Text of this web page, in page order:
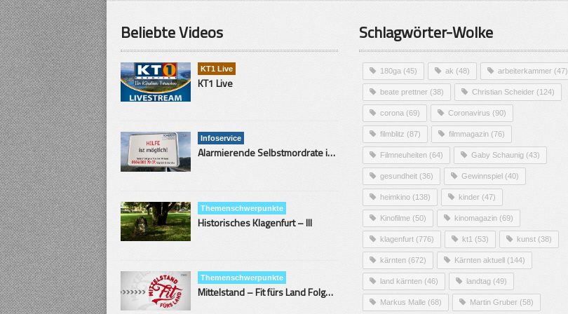
Beliebte Videos
KT1 Live
KT1 Live
Infoservice
Alarmierende Selbstmordrate in Kärnten
Themenschwerpunkte
Historisches Klagenfurt – III
Themenschwerpunkte
Mittelstand – Fit fürs Land Folge 9- Konditor
Schlagwörter-Wolke
180ga (45) ak (48) arbeiterkammer (47)
beate prettner (38) Christian Scheider (124)
corona (69) Coronavirus (90)
filmblitz (87) filmmagazin (76)
Filmneuheiten (64) Gaby Schaunig (43)
gesundheit (36) Gewinnspiel (40)
heimkino (138) kinder (47)
Kinofilme (50) kinomagazin (69)
klagenfurt (776) kt1 (53) kunst (38)
kärnten (672) Kärnten aktuell (144)
land kärnten (46) landtag (49)
Markus Malle (68) Martin Gruber (58)